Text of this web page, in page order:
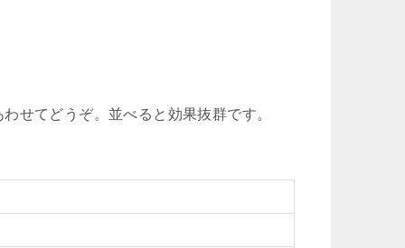
せてどうぞ。並べると効果抜群です。